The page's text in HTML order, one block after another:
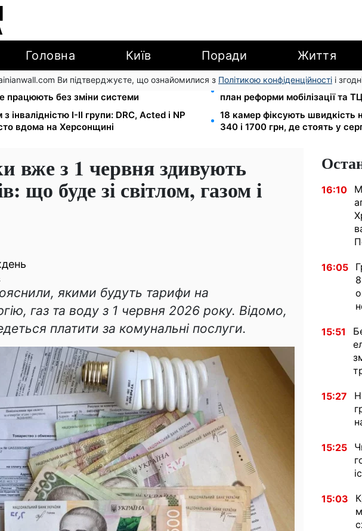
Головна Київ Поради Життя
Ви підтверджуєте, що ознайомилися з Політикою конфіденційності і
і ВЛК: юрист Танасійчук — чому
працюють без зміни системи
200+ тисяч у СЗЧ, мільйони в
план реформи мобілізації та
інвалідністю I-II групи: DRC, Acted і NP
вдома на Херсонщині
18 камер фіксують швидкість
340 і 1700 грн, де стоять у
вже з 1 червня здивують
що буде зі світлом, газом і
якими будуть тарифи на
газ та воду з 1 червня 2026 року. Відомо,
платити за комунальні послуги.
16:10
16:05
15:51
15:27
15:25
15:03